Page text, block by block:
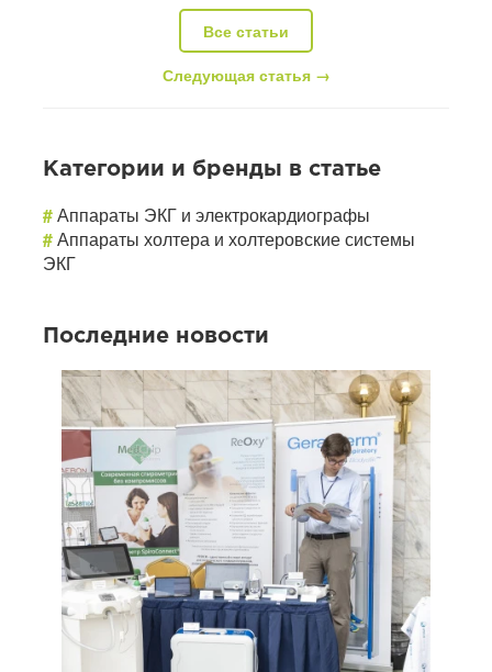
Все статьи
Следующая статья →
Категории и бренды в статье
#Аппараты ЭКГ и электрокардиографы
#Аппараты холтера и холтеровские системы
ЭКГ
Последние новости